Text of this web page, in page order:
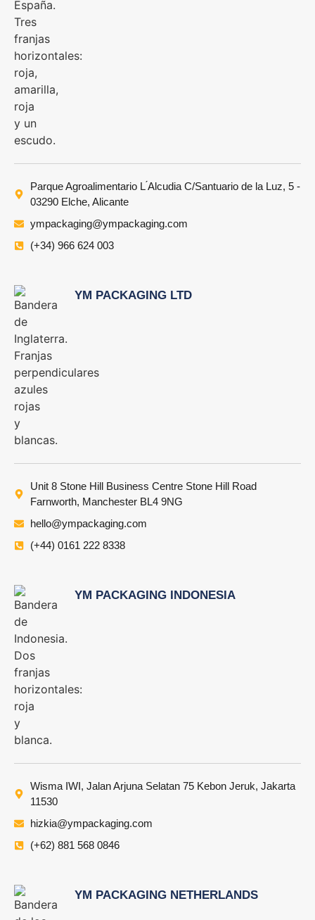
Parque Agroalimentario L ́Alcudia C/Santuario de la Luz, 5 -
03290 Elche, Alicante
ympackaging@ympackaging.com
(+34) 966 624 003
YM PACKAGING LTD
Unit 8 Stone Hill Business Centre Stone Hill Road
Farnworth, Manchester BL4 9NG
hello@ympackaging.com
(+44) 0161 222 8338
YM PACKAGING INDONESIA
Wisma IWI, Jalan Arjuna Selatan 75 Kebon Jeruk, Jakarta
11530
hizkia@ympackaging.com
(+62) 881 568 0846
YM PACKAGING NETHERLANDS